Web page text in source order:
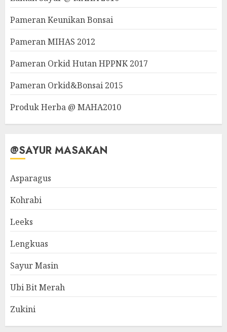
Pameran Keunikan Bonsai
Pameran MIHAS 2012
Pameran Orkid Hutan HPPNK 2017
Pameran Orkid&Bonsai 2015
Produk Herba @ MAHA2010
@SAYUR MASAKAN
Asparagus
Kohrabi
Leeks
Lengkuas
Sayur Masin
Ubi Bit Merah
Zukini